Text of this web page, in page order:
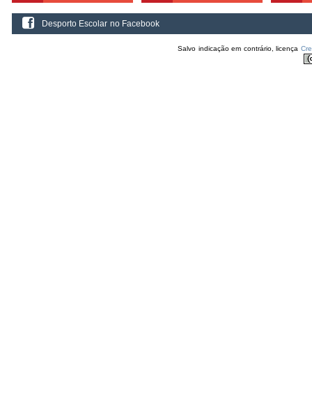
Desporto Escolar no Facebook
Salvo indicação em contrário, licença